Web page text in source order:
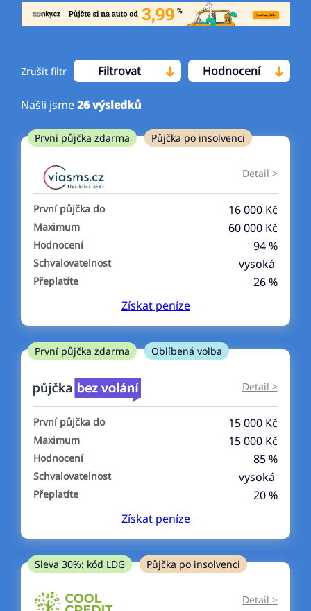
Zrušit filtr Filtrovat Hodnocení
Od
První půjčka zdarma
–
ano
ne
ano
ne
V exekuci
ano
ne
Po insolvenci
ano
V hotovosti
ano
Našli jsme26výsledků
První půjčka zdarma Půjčka po insolvenci
Detail >
První půjčka do 16 000 Kč
Maximum 60 000 Kč
Hodnocení 94 %
Schvalovatelnost vysoká
Přeplatíte
26 %
Získatpeníze
První půjčka zdarma Oblíbená volba
Detail >
První půjčka do 15 000 Kč
Maximum 15 000 Kč
Hodnocení 85 %
Schvalovatelnost vysoká
Přeplatíte
20 %
Získatpeníze
Sleva 30%: kód LDG Půjčka po insolvenci
Detail >